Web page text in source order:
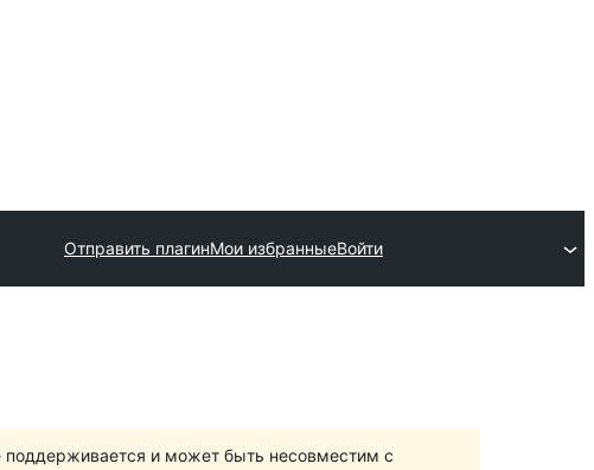
Отправить плагинМои избранныеВойти
поддерживается и может быть несовместим с